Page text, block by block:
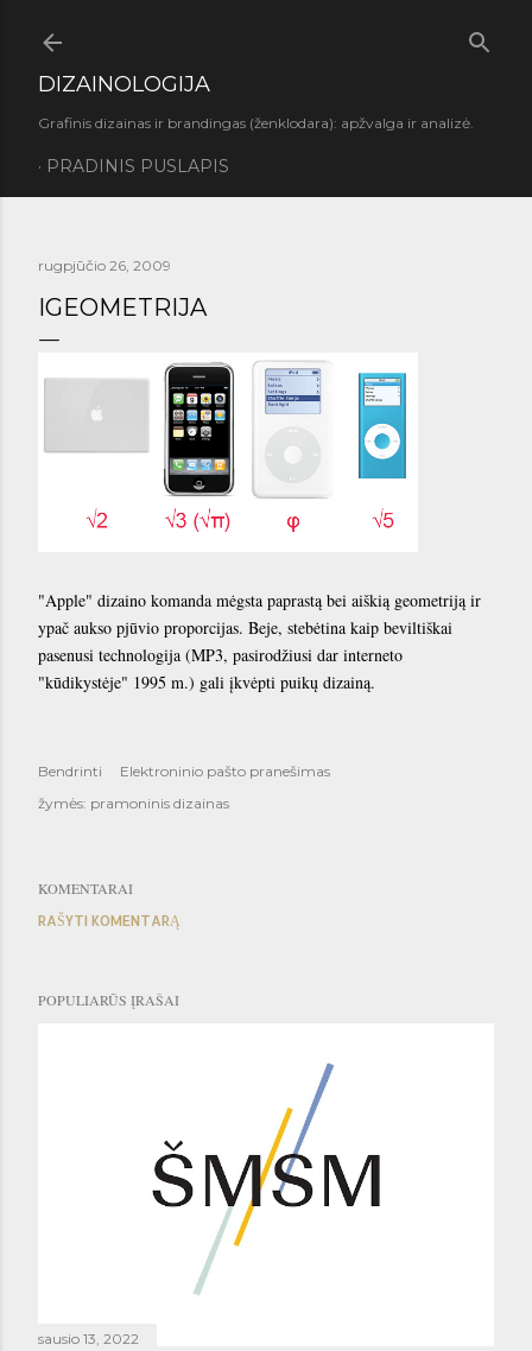
DIZAINOLOGIJA
Grafinis dizainas ir brandingas (ženklodara): apžvalga ir analizė.
PRADINIS PUSLAPIS
rugpjūčio 26, 2009
IGEOMETRIJA
"Apple" dizaino komanda mėgsta paprastą bei aiškią geometriją ir
ypač aukso pjūvio proporcijas. Beje, stebėtina kaip beviltiškai
pasenusi technologija (MP3, pasirodžiusi dar interneto
"kūdikystėje" 1995 m.) gali įkvėpti puikų dizainą.
Bendrinti
Elektroninio pašto pranešimas
žymės: pramoninis dizainas
KOMENTARAI
RAŠYTI KOMENTARĄ
POPULIARŪS ĮRAŠAI
sausio 13, 2022